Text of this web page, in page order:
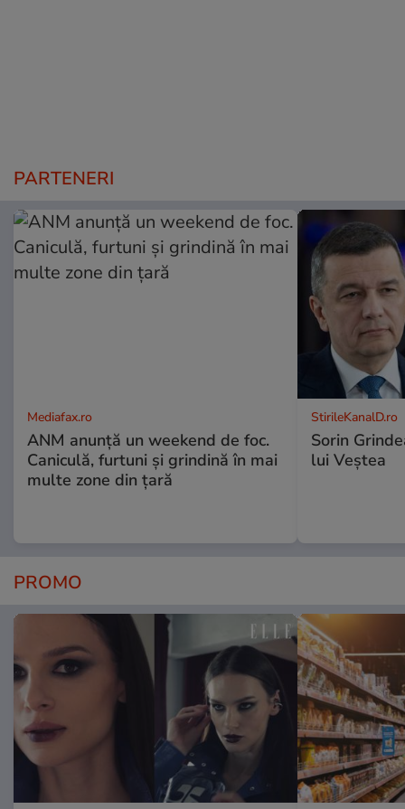
PARTENERI
Mediafax.ro
ANM anunță un weekend de foc.
Caniculă, furtuni și grindină în mai
multe zone din țară
StirileKanalD.ro
Sorin
lui Veștea
PROMO